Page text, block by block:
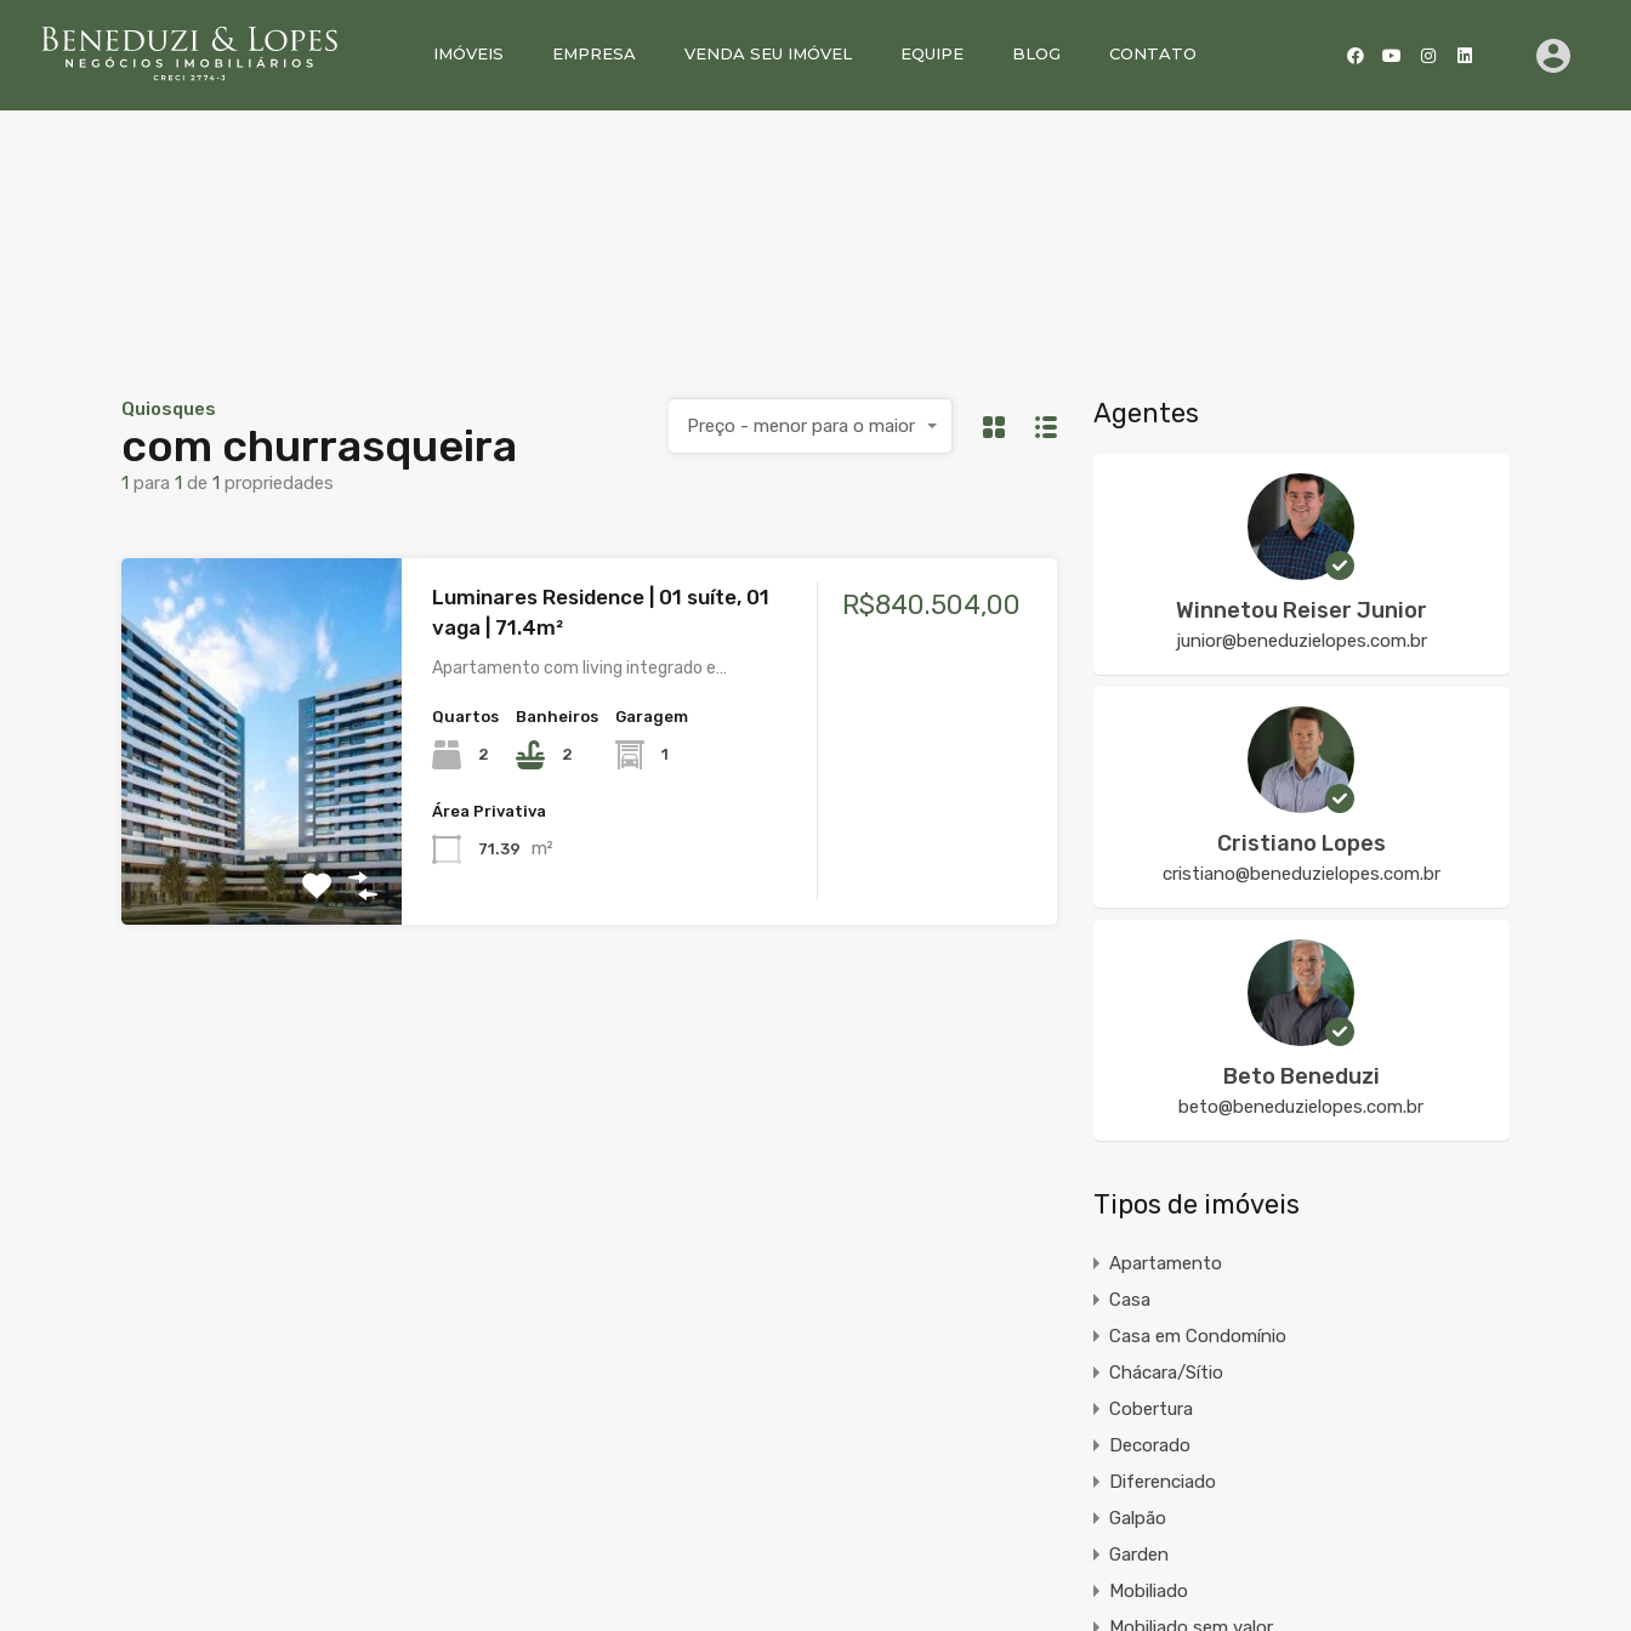
IMÓVEIS EMPRESA VENDA SEU IMÓVEL EQUIPE BLOG CONTATO
Quiosques
com churrasqueira
1 para 1 de 1 propriedades
Preço - menor para o maior
Luminares Residence | 01 suíte, 01
vaga | 71.4m²
Apartamento com living integrado e…
Quartos
2
Banheiros
2
Garagem
1
Área Privativa
71.39 m²
R$840.504,00
Agentes
Winnetou Reiser Junior
junior@beneduzielopes.com.br
Cristiano Lopes
cristiano@beneduzielopes.com.br
Beto Beneduzi
beto@beneduzielopes.com.br
Tipos de imóveis
Apartamento
Casa
Casa em Condomínio
Chácara/Sítio
Cobertura
Decorado
Diferenciado
Galpão
Garden
Mobiliado